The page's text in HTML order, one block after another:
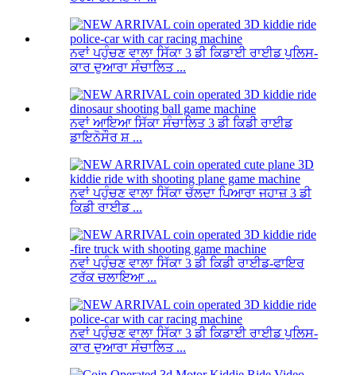
ਨਵਾਂ ਪਹੁੰਚਣ ਵਾਲਾ ਸਿੱਕਾ 3 ਡੀ ਕਿਡਾਈ ਰਾਈਡ ਪੁਲਿਸ-
ਕਾਰ ਦੁਆਰਾ ਸੰਚਾਲਿਤ ...
ਨਵਾਂ ਆਇਆ ਸਿੱਕਾ ਸੰਚਾਲਿਤ 3 ਡੀ ਕਿਡੀ ਰਾਈਡ
ਡਾਇਨੋਸੌਰ ਸ਼ ...
ਨਵਾਂ ਪਹੁੰਚਣ ਵਾਲਾ ਸਿੱਕਾ ਚੱਲਦਾ ਪਿਆਰਾ ਜਹਾਜ਼ 3 ਡੀ
ਕਿਡੀ ਰਾਈਡ ...
ਨਵਾਂ ਪਹੁੰਚਣ ਵਾਲਾ ਸਿੱਕਾ 3 ਡੀ ਕਿਡੀ ਰਾਈਡ-ਫਾਇਰ
ਟਰੱਕ ਚਲਾਇਆ ...
ਨਵਾਂ ਪਹੁੰਚਣ ਵਾਲਾ ਸਿੱਕਾ 3 ਡੀ ਕਿਡਾਈ ਰਾਈਡ ਪੁਲਿਸ-
ਕਾਰ ਦੁਆਰਾ ਸੰਚਾਲਿਤ ...